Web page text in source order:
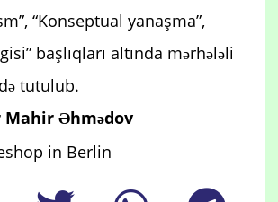
“Konseptual yanaşma”,
başlıqları altında mərhələli
tutulub.
Əhmədov